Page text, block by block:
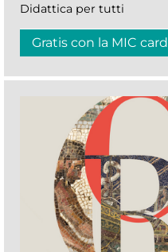
Didattica per tutti
Gratis con la MIC card